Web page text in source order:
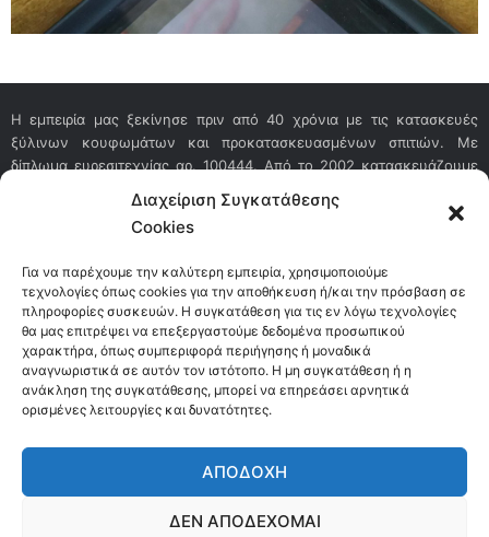
Διαχείριση Συγκατάθεσης
Cookies
Για να παρέχουμε την καλύτερη εμπειρία, χρησιμοποιούμε
τεχνολογίες όπως cookies για την αποθήκευση ή/και την πρόσβαση σε
πληροφορίες συσκευών. Η συγκατάθεση για τις εν λόγω τεχνολογίες
θα μας επιτρέψει να επεξεργαστούμε δεδομένα προσωπικού
χαρακτήρα, όπως συμπεριφορά περιήγησης ή μοναδικά
αναγνωριστικά σε αυτόν τον ιστότοπο. Η μη συγκατάθεση ή η
ανάκληση της συγκατάθεσης, μπορεί να επηρεάσει αρνητικά
ορισμένες λειτουργίες και δυνατότητες.
ΑΠΟΔΟΧΉ
ΔΕΝ ΑΠΟΔΈΧΟΜΑΙ
Η εμπειρία μας ξεκίνησε πριν από 40 χρόνια με τις κατασκευές
ξύλινων κουφωμάτων και προκατασκευασμένων σπιτιών. Με
δίπλωμα ευρεσιτεχνίας αρ. 100444. Από το 2002 κατασκευάζουμε
αντοχής, καθώς και τα κουφώματα με πραγματικό ξύλο εσωτερικά
και αλουμίνιο εξωτερικά.
ΕΠΙΚΟΙΝΩΝΙΑ
Έκθεση-Εργοστάσιο: Ευβοίας 270, 26333, Πάτρα, ΑΧΑΪΑΣ
2610 435 065 & 693 694 5755
Υπεύθυνος Μήτσιος Αριστοτέλης